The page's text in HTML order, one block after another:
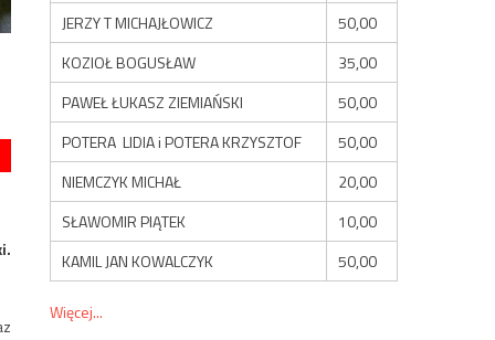
JERZY T MICHAJŁOWICZ
50,00
KOZIOŁ BOGUSŁAW
35,00
PAWEŁ ŁUKASZ ZIEMIAŃSKI
50,00
POTERA LIDIA i POTERA KRZYSZTOF
50,00
NIEMCZYK MICHAŁ
20,00
SŁAWOMIR PIĄTEK
10,00
KAMIL JAN KOWALCZYK
50,00
Więcej...